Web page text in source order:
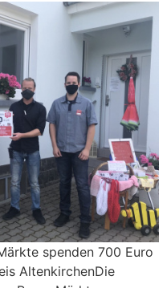
spenden 700 Euro
AltenkirchenDie